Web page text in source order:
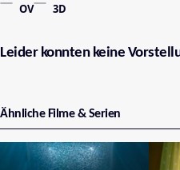
OV 3D
Leider konnten keine
Ähnliche Filme & Serien